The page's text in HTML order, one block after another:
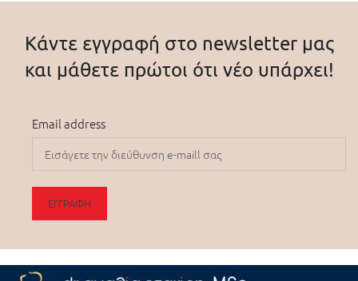
Κάντε εγγραφή στο newsletter μας
και μάθετε πρώτοι ότι νέο υπάρχει!
Email address